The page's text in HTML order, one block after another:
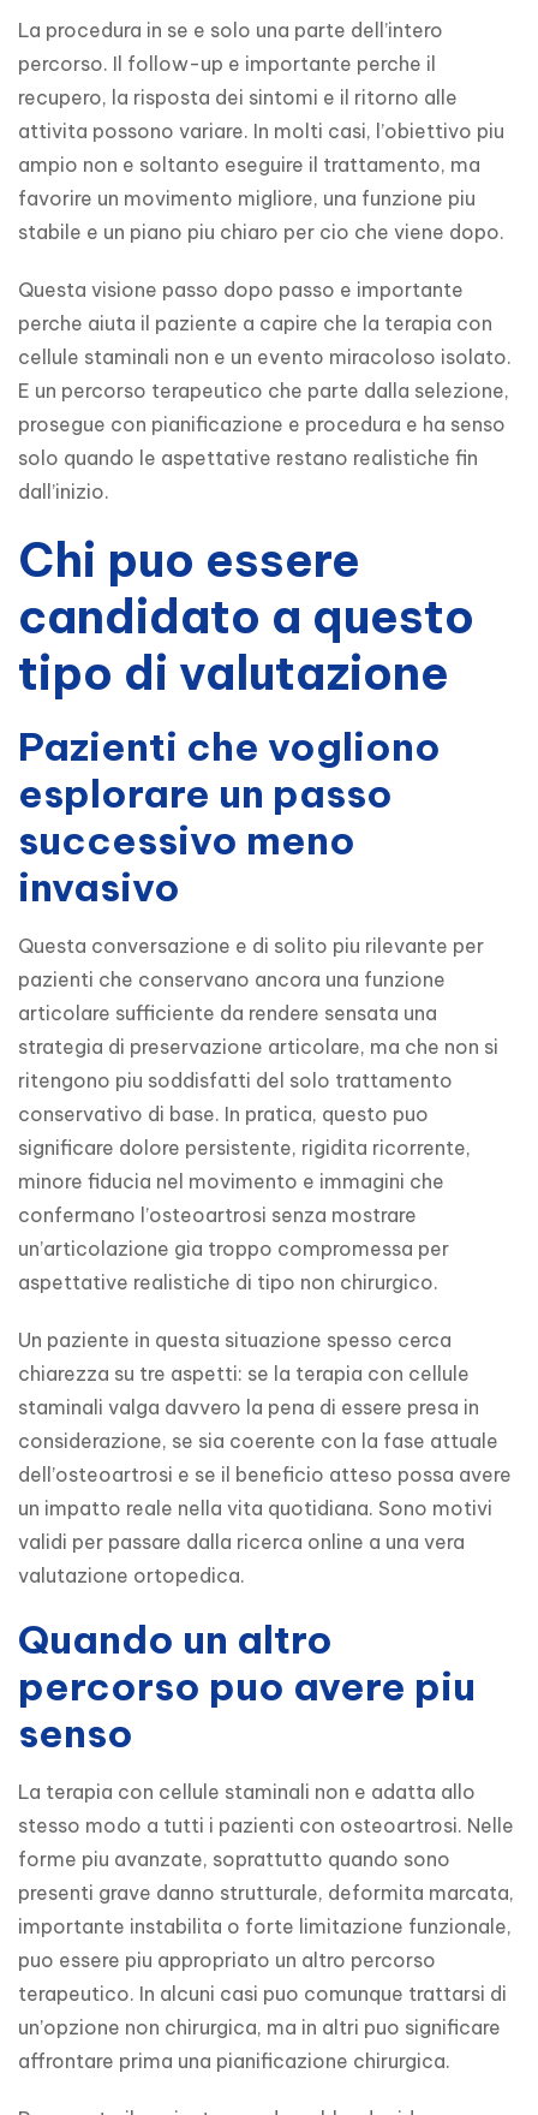
La procedura in se e solo una parte dell’intero
percorso. Il follow-up e importante perche il
recupero, la risposta dei sintomi e il ritorno alle
attivita possono variare. In molti casi, l’obiettivo piu
ampio non e soltanto eseguire il trattamento, ma
favorire un movimento migliore, una funzione piu
stabile e un piano piu chiaro per cio che viene dopo.
Questa visione passo dopo passo e importante
perche aiuta il paziente a capire che la terapia con
cellule staminali non e un evento miracoloso isolato.
E un percorso terapeutico che parte dalla selezione,
prosegue con pianificazione e procedura e ha senso
solo quando le aspettative restano realistiche fin
dall’inizio.
Chi puo essere
candidato a questo
tipo di valutazione
Pazienti che vogliono
esplorare un passo
successivo meno
invasivo
Questa conversazione e di solito piu rilevante per
pazienti che conservano ancora una funzione
articolare sufficiente da rendere sensata una
strategia di preservazione articolare, ma che non si
ritengono piu soddisfatti del solo trattamento
conservativo di base. In pratica, questo puo
significare dolore persistente, rigidita ricorrente,
minore fiducia nel movimento e immagini che
confermano l’osteoartrosi senza mostrare
un’articolazione gia troppo compromessa per
aspettative realistiche di tipo non chirurgico.
Un paziente in questa situazione spesso cerca
chiarezza su tre aspetti: se la terapia con cellule
staminali valga davvero la pena di essere presa in
considerazione, se sia coerente con la fase attuale
dell’osteoartrosi e se il beneficio atteso possa avere
un impatto reale nella vita quotidiana. Sono motivi
validi per passare dalla ricerca online a una vera
valutazione ortopedica.
Quando un altro
percorso puo avere piu
senso
La terapia con cellule staminali non e adatta allo
stesso modo a tutti i pazienti con osteoartrosi. Nelle
forme piu avanzate, soprattutto quando sono
presenti grave danno strutturale, deformita marcata,
importante instabilita o forte limitazione funzionale,
puo essere piu appropriato un altro percorso
terapeutico. In alcuni casi puo comunque trattarsi di
un’opzione non chirurgica, ma in altri puo significare
affrontare prima una pianificazione chirurgica.